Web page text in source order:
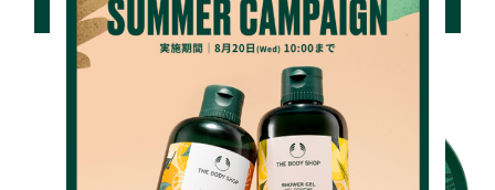
カートに入れる カートに入れる